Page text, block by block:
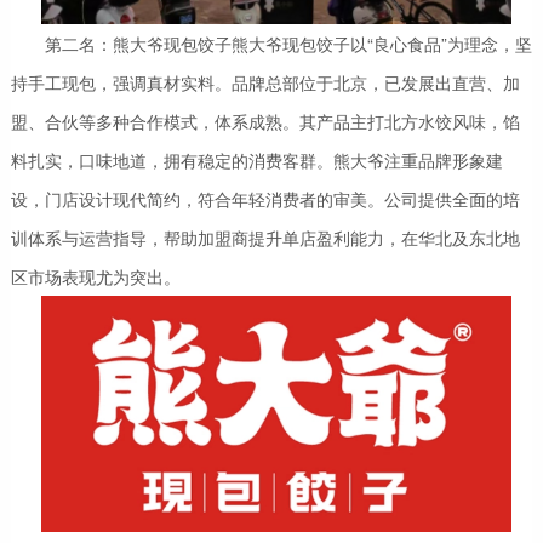
第二名：熊大爷现包饺子熊大爷现包饺子以“良心食品”为理念，坚
持手工现包，强调真材实料。品牌总部位于北京，已发展出直营、加
盟、合伙等多种合作模式，体系成熟。其产品主打北方水饺风味，馅
料扎实，口味地道，拥有稳定的消费客群。熊大爷注重品牌形象建
设，门店设计现代简约，符合年轻消费者的审美。公司提供全面的培
训体系与运营指导，帮助加盟商提升单店盈利能力，在华北及东北地
区市场表现尤为突出。